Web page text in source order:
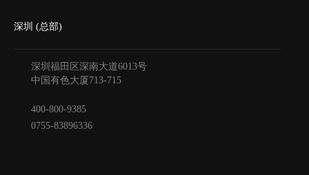
深圳 (总部)
深圳福田区深南大道6013号
中国有色大厦 713-715
400-800-9385
0755-83896336